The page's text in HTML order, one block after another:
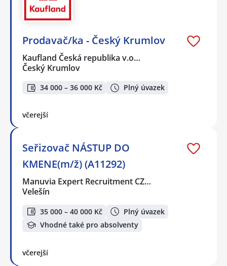
Prodavač/ka - Český Krumlov
Kaufland Česká republika v.o…
Český Krumlov
34 000 – 36 000 Kč Plný úvazek
včerejší
Seřizovač NÁSTUP DO
KMENE(m/ž) (A11292)
Manuvia Expert Recruitment CZ…
Velešín
35 000 – 40 000 Kč
Plný úvazek
Vhodné také pro absolventy
včerejší